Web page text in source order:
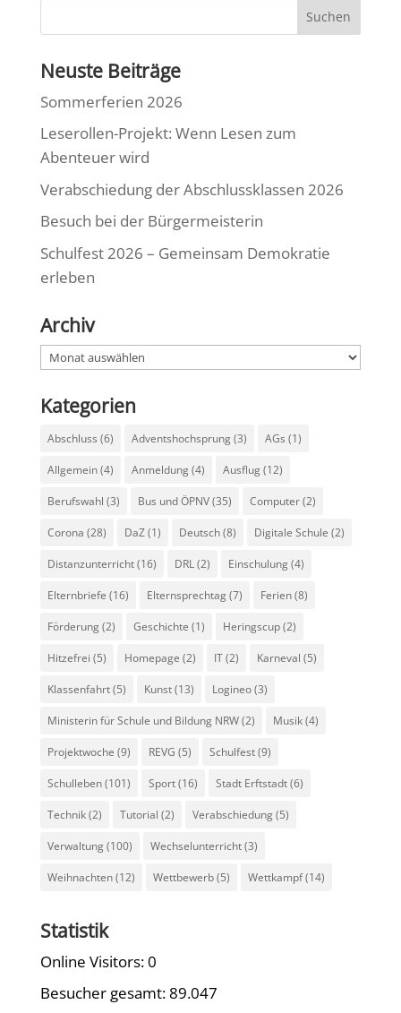
Neuste Beiträge
Sommerferien 2026
Leserollen-Projekt: Wenn Lesen zum
Abenteuer wird
Verabschiedung der Abschlussklassen 2026
Besuch bei der Bürgermeisterin
Schulfest 2026 – Gemeinsam Demokratie
erleben
Archiv
Archiv
Kategorien
Abschluss (6) Adventshochsprung(3) AGs (1)
Allgemein(4) Anmeldung(4) Ausflug(12)
Berufswahl (3) Bus und ÖPNV(35) Computer(2)
Corona (28) DaZ(1) Deutsch(8) Digitale Schule (2)
Distanzunterricht(16) DRL(2) Einschulung(4)
Elternbriefe (16) Elternsprechtag(7) Ferien(8)
Förderung(2) Geschichte (1) Heringscup(2)
Hitzefrei (5) Homepage (2) IT(2) Karneval (5)
Klassenfahrt(5) Kunst(13) Logineo(3)
Ministerin für Schule und Bildung NRW(2) Musik(4)
Projektwoche (9) REVG (5) Schulfest(9)
Schulleben(101) Sport(16) Stadt Erftstadt(6)
Technik(2) Tutorial (2) Verabschiedung(5)
Verwaltung(100) Wechselunterricht(3)
Weihnachten(12) Wettbewerb(5) Wettkampf(14)
Statistik
Online Visitors:0
Besucher gesamt:89.047